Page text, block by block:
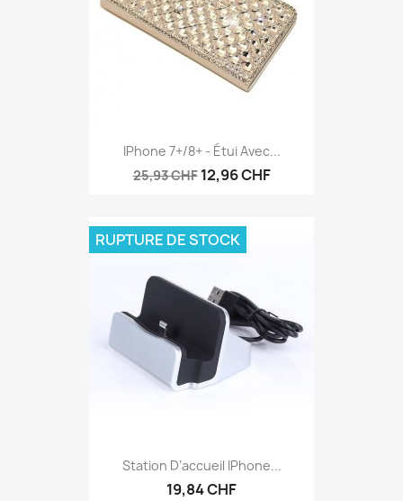
IPhone 7+/8+ - Étui Avec...
25,93 CHF 12,96 CHF
Station D’accueil IPhone...
19,84 CHF
RUPTURE DE STOCK